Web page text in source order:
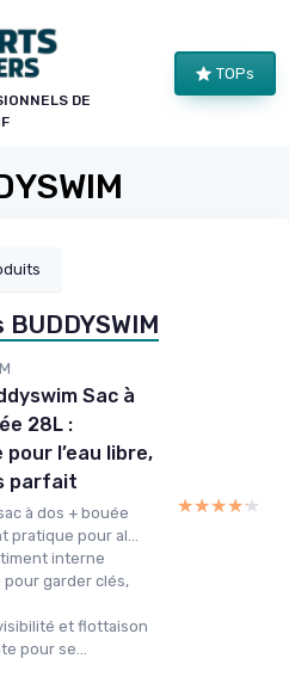
DE
TOPs
Sac à
28L :
l’eau libre,
parfait
à dos + bouée
pratique pour al...
interne
pour garder clés,
et flottaison
pour se...
★★★★★
★★★★★